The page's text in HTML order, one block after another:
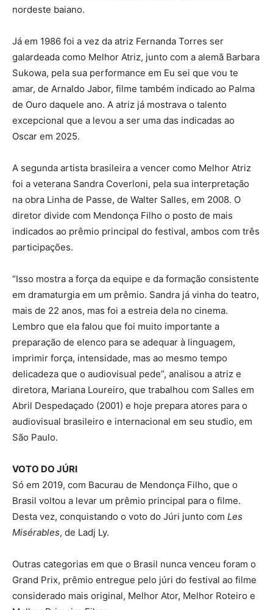
nordeste baiano.
Já em 1986 foi a vez da atriz Fernanda Torres ser
galardeada como Melhor Atriz, junto com a alemã Barbara
Sukowa, pela sua performance em Eu sei que vou te
amar, de Arnaldo Jabor, filme também indicado ao Palma
de Ouro daquele ano. A atriz já mostrava o talento
excepcional que a levou a ser uma das indicadas ao
Oscar em 2025.
A segunda artista brasileira a vencer como Melhor Atriz
foi a veterana Sandra Coverloni, pela sua interpretação
na obra Linha de Passe, de Walter Salles, em 2008. O
diretor divide com Mendonça Filho o posto de mais
indicados ao prêmio principal do festival, ambos com três
participações.
“Isso mostra a força da equipe e da formação consistente
em dramaturgia em um prêmio. Sandra já vinha do teatro,
mais de 22 anos, mas foi a estreia dela no cinema.
Lembro que ela falou que foi muito importante a
preparação de elenco para se adequar à linguagem,
imprimir força, intensidade, mas ao mesmo tempo
delicadeza que o audiovisual pede”, analisou a atriz e
diretora, Mariana Loureiro, que trabalhou com Salles em
Abril Despedaçado (2001) e hoje prepara atores para o
audiovisual brasileiro e internacional em seu studio, em
São Paulo.
VOTO DO JÚRI
Só em 2019, com Bacurau de Mendonça Filho, que o
Brasil voltou a levar um prêmio principal para o filme.
Desta vez, conquistando o voto do Júri junto com Les
Misérables, de Ladj Ly.
Outras categorias em que o Brasil nunca venceu foram o
Grand Prix, prêmio entregue pelo júri do festival ao filme
considerado mais original, Melhor Ator, Melhor Roteiro e